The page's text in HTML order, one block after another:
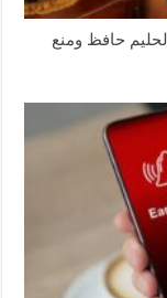
حافظ ومنع